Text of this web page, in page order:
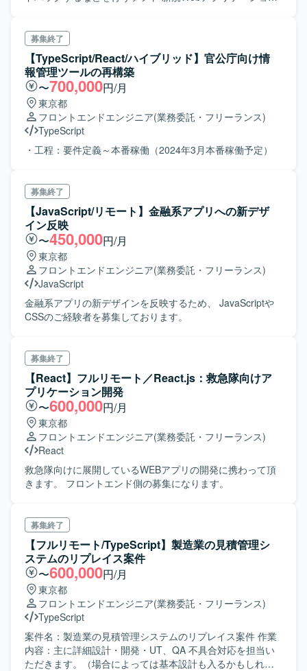
募集終了
【TypeScript/React/ハイブリッド】官公庁向け情
報管理ツールの再構築
〜700,000円/月
東京都
フロントエンドエンジニア(業務委託・フリーランス)
TypeScript
・工程：要件定義～本番稼働（2024年3月本番稼働予定）
募集終了
【JavaScript/リモート】金融系アプリへの新デザ
イン反映
〜450,000円/月
東京都
フロントエンドエンジニア(業務委託・フリーランス)
JavaScript
金融系アプリの新デザインを反映するため、 JavaScriptや
CSSのご経験者を募集しております。
募集終了
【React】フルリモート／React.js：救急隊向けア
プリケーション開発
〜600,000円/月
東京都
フロントエンドエンジニア(業務委託・フリーランス)
React
救急隊向けに展開しているWEBアプリの開発に携わって頂
きます。 フロントエンド側の募集になります。
募集終了
【フルリモート/TypeScript】製造業の見積管理シ
ステムのリプレイス案件
〜600,000円/月
東京都
フロントエンドエンジニア(業務委託・フリーランス)
TypeScript
案件名：製造業の見積管理システムのリプレイス案件 作業
内容：主に詳細設計・開発・UT、QA 不具合対応を担当い
ただきます。（場合によっては基本設計も入るかもしれま